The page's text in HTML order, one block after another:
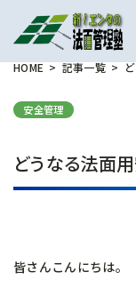
HOME 記事一覧
安全管理
どうなる法面
皆さんこんにちは。